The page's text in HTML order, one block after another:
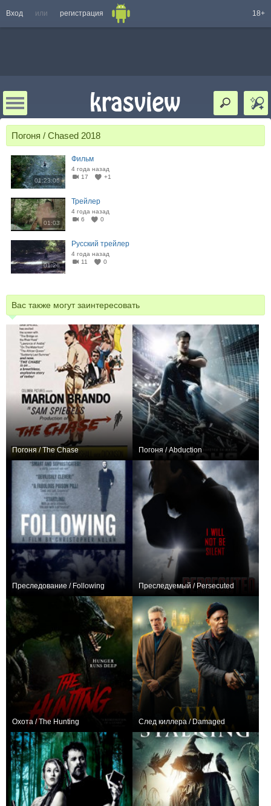
Вход или регистрация 18+
Погоня / Chased 2018
01:23:06
Фильм
4 года назад
17
+1
01:03
Трейлер
4 года назад
6
0
01:26
Русский трейлер
4 года назад
11
0
Вас также могут заинтересовать
Погоня / The Chase Погоня / Abduction
Преследование / Following Преследуемый / Persecuted
Охота / The Hunting След киллера / Damaged